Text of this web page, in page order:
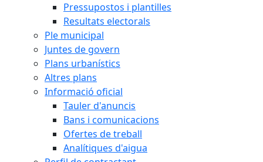
Pressupostos i plantilles
Resultats electorals
Ple municipal
Juntes de govern
Plans urbanístics
Altres plans
Informació oficial
Tauler d'anuncis
Bans i comunicacions
Ofertes de treball
Analítiques d'aigua